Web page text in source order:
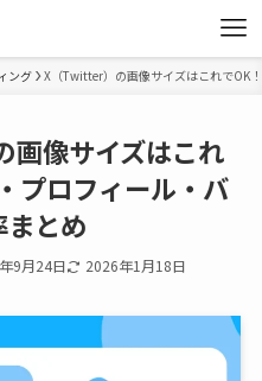
ング X（Twitter）の画像サイズはこれでOK
像サイズはこれ
プロフィール・バ
とめ
9月24日 2026年1月18日